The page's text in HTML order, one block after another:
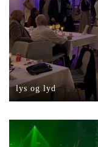
lys og lyd